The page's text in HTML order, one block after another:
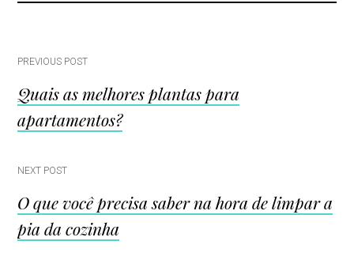
Post
navigation
PREVIOUS POST
Quais as melhores plantas para
apartamentos?
NEXT POST
O que você precisa saber na hora de limpar a
pia da cozinha